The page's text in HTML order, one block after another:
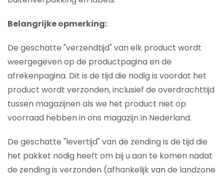
Belangrijke opmerking:
De geschatte "verzendtijd" van elk product wordt
weergegeven op de productpagina en de
afrekenpagina. Dit is de tijd die nodig is voordat het
product wordt verzonden, inclusief de overdrachttijd
tussen magazijnen als we het product niet op
voorraad hebben in ons magazijn in Nederland.
De geschatte "levertijd" van de zending is de tijd die
het pakket nodig heeft om bij u aan te komen nadat
de zending is verzonden (afhankelijk van de landzone